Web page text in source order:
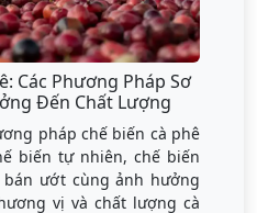
Các Phương Pháp Sơ
Đến Chất Lượng
pháp chế biến cà phê
biến tự nhiên, chế biến
ướt cùng ảnh hưởng
vị và chất lượng cà